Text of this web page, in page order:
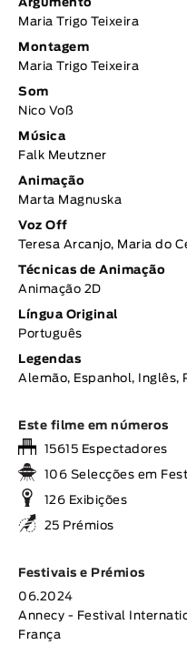
Argumento
Maria Trigo Teixeira
Montagem
Maria Trigo Teixeira
Som
Nico Voß
Música
Falk Meutzner
Animação
Marta Magnuska
Voz Off
Teresa Arcanjo, Maria do
Técnicas de Animação
Animação 2D
Língua Original
Português
Legendas
Alemão, Espanhol, Inglês,
Este filme em números
15615 Espectadores
106 Selecções em
126 Exibições
25 Prémios
Festivais e Prémios
06.2024
Annecy - Festival
França